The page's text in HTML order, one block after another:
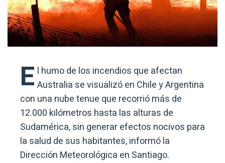
E l humo de los incendios que afectan
Australia se visualizó en Chile y Argentina
con una nube tenue que recorrió más de
12.000 kilómetros hasta las alturas de
Sudamérica, sin generar efectos nocivos para
la salud de sus habitantes, informó la
Dirección Meteorológica en Santiago.